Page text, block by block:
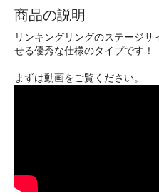
商品の説明
リンキングリングのステージ
せる優秀な仕様のタイプです！
まずは動画をご覧ください。